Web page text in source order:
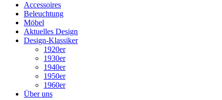
Accessoires
Beleuchtung
Möbel
Aktuelles Design
Design-Klassiker
1920er
1930er
1940er
1950er
1960er
Über uns